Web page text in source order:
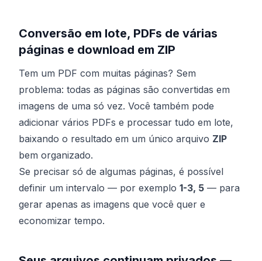
Conversão em lote, PDFs de várias
páginas e download em ZIP
Tem um PDF com muitas páginas? Sem
problema: todas as páginas são convertidas em
imagens de uma só vez. Você também pode
adicionar vários PDFs e processar tudo em lote,
baixando o resultado em um único arquivo ZIP
bem organizado.
Se precisar só de algumas páginas, é possível
definir um intervalo — por exemplo 1-3, 5 — para
gerar apenas as imagens que você quer e
economizar tempo.